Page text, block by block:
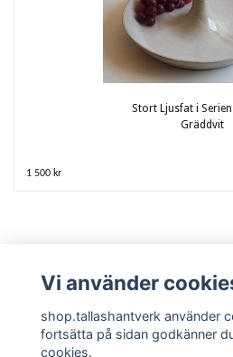
Stort Ljusfat i
Gräddvit
1 500 kr
Vi använder
shop.tallashantverk använder
fortsätta på sidan godkänner
cookies.